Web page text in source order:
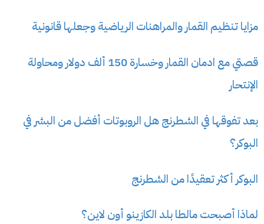
مزايا تنظيم القمار والمراهنات الرياضية وجعلها قانونية
قصتي مع ادمان القمار وخسارة 150 ألف دولار ومحاولة
الإنتحار
بعد تفوقها في الشطرنج هل الروبوتات أفضل من البشر في
البوكر؟
البوكر أكثر تعقيدًا من الشطرنج
لماذا أصبحت مالطا بلد الكازينو أون لاين؟